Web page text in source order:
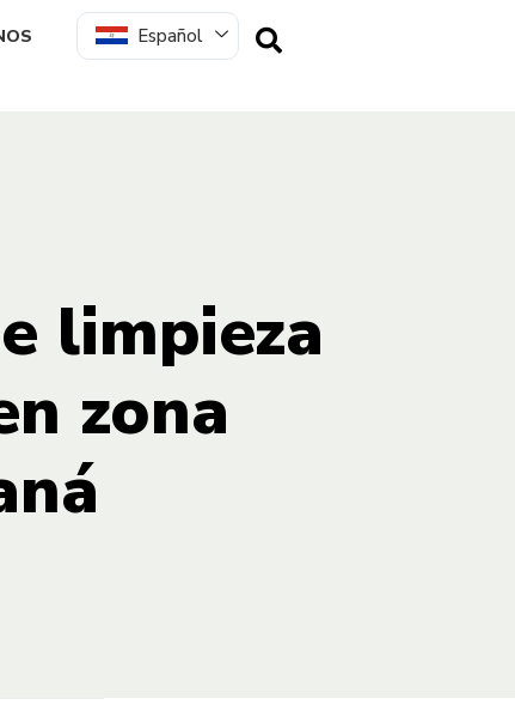
Español
limpieza
zona